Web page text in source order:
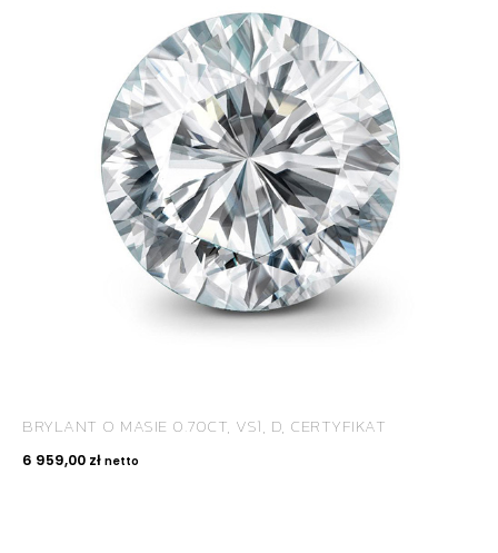
BRYLANT O MASIE 0.70CT, VS1, D, CERTYFIKAT
6 959,00 zł netto